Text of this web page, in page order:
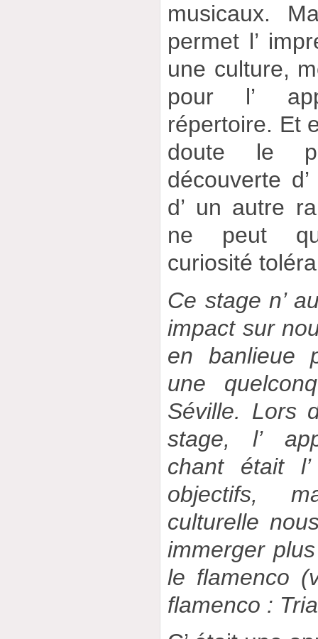
musicaux.
permet l’
une culture,
pour l’
répertoire. Et
doute le
découverte
d’ un autre
ne peut
curiosité
Ce stage n’
impact sur
en banlieue
une
Séville. Lors
stage, l’
chant était
objectifs,
culturelle
immerger
le flamenco
flamenco :